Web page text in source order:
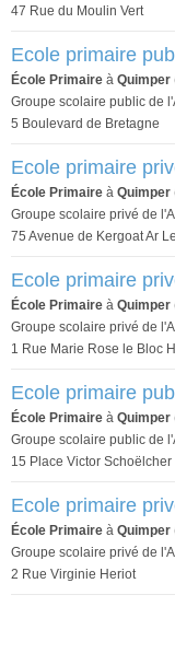
47 Rue du Moulin Vert
Ecole primaire
École Primaire à Quimper
Groupe scolaire public de
5 Boulevard de Bretagne
Ecole primaire
École Primaire à Quimper
Groupe scolaire privé de
75 Avenue de Kergoat Ar
Ecole primaire
École Primaire à Quimper
Groupe scolaire privé de
1 Rue Marie Rose le Bloc H
Ecole primaire
École Primaire à Quimper
Groupe scolaire public de
15 Place Victor Schoëlcher
Ecole primaire
École Primaire à Quimper
Groupe scolaire privé de
2 Rue Virginie Heriot